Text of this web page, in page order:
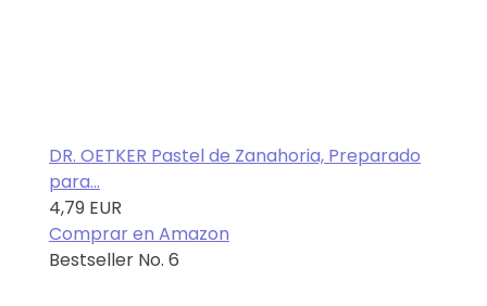
DR. OETKER Pastel de Zanahoria, Preparado
para...
4,79 EUR
Comprar en Amazon
Bestseller No. 6